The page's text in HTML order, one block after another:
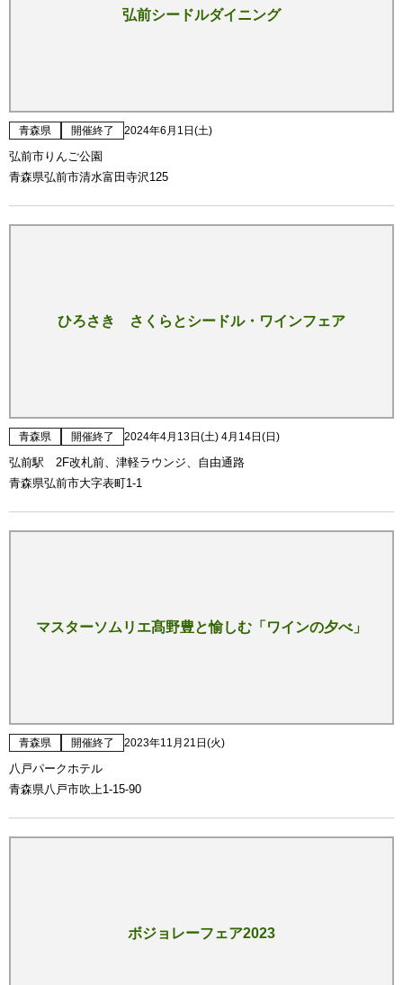
弘前シードルダイニング
青森県 開催終了 2024年6月1日(土)
弘前市りんご公園
青森県弘前市清水富田寺沢125
ひろさき さくらとシードル・ワインフェア
青森県 開催終了 2024年4月13日(土) 4月14日(日)
弘前駅 2F改札前、津軽ラウンジ、自由通路
青森県弘前市大字表町1-1
マスターソムリエ髙野豊と愉しむ「ワインの夕べ」
青森県 開催終了 2023年11月21日(火)
八戸パークホテル
青森県八戸市吹上1-15-90
ボジョレーフェア2023